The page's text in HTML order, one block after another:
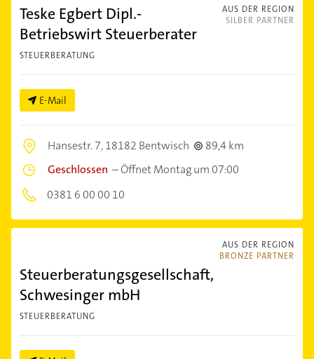
AUS DER REGION
SILBER PARTNER
Teske Egbert Dipl.-
Betriebswirt Steuerberater
STEUERBERATUNG
E-Mail
Hansestr. 7,18182 Bentwisch
89,4 km
Geschlossen –Öffnet Montag um 07:00
0381 6 00 00 10
AUS DER REGION
BRONZE PARTNER
Steuerberatungsgesellschaft,
Schwesinger mbH
STEUERBERATUNG